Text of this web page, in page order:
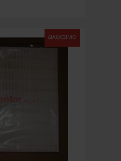
ΔΙΑΘΈΣΙΜΟ